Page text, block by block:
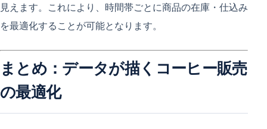
見えます。これにより、時間帯ごとに商品の在庫・仕込み
を最適化することが可能となります。
まとめ：データが描くコーヒー販売
の最適化